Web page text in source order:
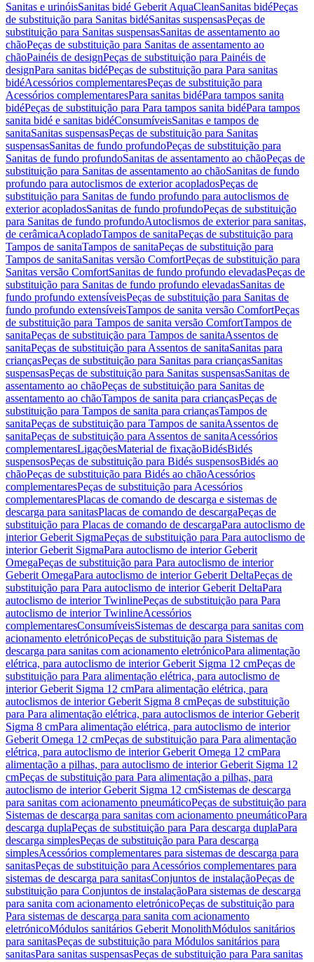
Sanitas e urinóisSanitas bidé Geberit AquaCleanSanitas bidéPeças
de substituição para Sanitas bidéSanitas suspensasPeças de
substituição para Sanitas suspensasSanitas de assentamento ao
chãoPeças de substituição para Sanitas de assentamento ao
chãoPainéis de designPeças de substituição para Painéis de
designPara sanitas bidéPeças de substituição para Para sanitas
bidéAcessórios complementaresPeças de substituição para
Acessórios complementaresPara sanitas bidéPara tampos sanita
bidéPeças de substituição para Para tampos sanita bidéPara tampos
sanita bidé e sanitas bidéConsumíveisSanitas e tampos de
sanitaSanitas suspensasPeças de substituição para Sanitas
suspensasSanitas de fundo profundoPeças de substituição para
Sanitas de fundo profundoSanitas de assentamento ao chãoPeças de
substituição para Sanitas de assentamento ao chãoSanitas de fundo
profundo para autoclismos de exterior acopladosPeças de
substituição para Sanitas de fundo profundo para autoclismos de
exterior acopladosSanitas de fundo profundoPeças de substituição
para Sanitas de fundo profundoAutoclismos de exterior para sanitas,
de cerâmicaAcopladoTampos de sanitaPeças de substituição para
Tampos de sanitaTampos de sanitaPeças de substituição para
Tampos de sanitaSanitas versão ComfortPeças de substituição para
Sanitas versão ComfortSanitas de fundo profundo elevadasPeças de
substituição para Sanitas de fundo profundo elevadasSanitas de
fundo profundo extensíveisPeças de substituição para Sanitas de
fundo profundo extensíveisTampos de sanita versão ComfortPeças
de substituição para Tampos de sanita versão ComfortTampos de
sanitaPeças de substituição para Tampos de sanitaAssentos de
sanitaPeças de substituição para Assentos de sanitaSanitas para
criançasPeças de substituição para Sanitas para criançasSanitas
suspensasPeças de substituição para Sanitas suspensasSanitas de
assentamento ao chãoPeças de substituição para Sanitas de
assentamento ao chãoTampos de sanita para criançasPeças de
substituição para Tampos de sanita para criançasTampos de
sanitaPeças de substituição para Tampos de sanitaAssentos de
sanitaPeças de substituição para Assentos de sanitaAcessórios
complementaresLigaçõesMaterial de fixaçãoBidésBidés
suspensosPeças de substituição para Bidés suspensosBidés ao
chãoPeças de substituição para Bidés ao chãoAcessórios
complementaresPeças de substituição para Acessórios
complementaresPlacas de comando de descarga e sistemas de
descarga para sanitasPlacas de comando de descargaPeças de
substituição para Placas de comando de descargaPara autoclismo de
interior Geberit SigmaPeças de substituição para Para autoclismo de
interior Geberit SigmaPara autoclismo de interior Geberit
OmegaPeças de substituição para Para autoclismo de interior
Geberit OmegaPara autoclismo de interior Geberit DeltaPeças de
substituição para Para autoclismo de interior Geberit DeltaPara
autoclismo de interior TwinlinePeças de substituição para Para
autoclismo de interior TwinlineAcessórios
complementaresConsumíveisSistemas de descarga para sanitas com
acionamento eletrónicoPeças de substituição para Sistemas de
descarga para sanitas com acionamento eletrónicoPara alimentação
elétrica, para autoclismo de interior Geberit Sigma 12 cmPeças de
substituição para Para alimentação elétrica, para autoclismo de
interior Geberit Sigma 12 cmPara alimentação elétrica, para
autoclismos de interior Geberit Sigma 8 cmPeças de substituição
para Para alimentação elétrica, para autoclismos de interior Geberit
Sigma 8 cmPara alimentação elétrica, para autoclismo de interior
Geberit Omega 12 cmPeças de substituição para Para alimentação
elétrica, para autoclismo de interior Geberit Omega 12 cmPara
alimentação a pilhas, para autoclismo de interior Geberit Sigma 12
cmPeças de substituição para Para alimentação a pilhas, para
autoclismo de interior Geberit Sigma 12 cmSistemas de descarga
para sanitas com acionamento pneumáticoPeças de substituição para
Sistemas de descarga para sanitas com acionamento pneumáticoPara
descarga duplaPeças de substituição para Para descarga duplaPara
descarga simplesPeças de substituição para Para descarga
simplesAcessórios complementares para sistemas de descarga para
sanitasPeças de substituição para Acessórios complementares para
sistemas de descarga para sanitasConjuntos de instalaçãoPeças de
substituição para Conjuntos de instalaçãoPara sistemas de descarga
para sanita com acionamento eletrónicoPeças de substituição para
Para sistemas de descarga para sanita com acionamento
eletrónicoMódulos sanitários Geberit MonolithMódulos sanitários
para sanitasPeças de substituição para Módulos sanitários para
sanitasPara sanitas suspensasPeças de substituição para Para sanitas